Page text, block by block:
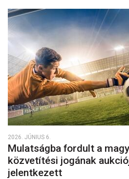
2026. JÚNIUS 6.
Mulatságba fordult a
közvetítési jogának
jelentkezett